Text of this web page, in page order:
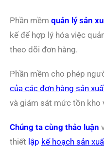
Phần mềm quản lý sản
kế để hợp lý hóa việc
theo dõi đơn hàng.
Phần mềm cho phép
của các đơn hàng sản
và giám sát mức tồn kho
Chúng ta cùng thảo luận
thiết lập kế hoạch sản